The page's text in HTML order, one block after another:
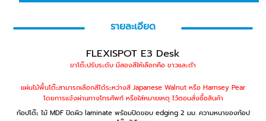
รายละเอียด
FLEXISPOT E3 Desk
ขาโต๊ะปรับระดับ มีสองสีให้เลือกคือ ขาวและดำ
แผ่นไม้พื้นโต๊ะสามารถเลือกสีได้ระหว่างสี Japanese Walnut หรือ Harnsey Pear
โดยการแจ้งผ่านทางโทรศัพท์ หรือใส่หมายเหตุ ไว้ตอนสั่งซื้อสินค้า
ท้อปโต๊ะ ไม้ MDF ปิดผิว laminate พร้อมปิดขอบ edging 2 มม. ความหนาของท้อป